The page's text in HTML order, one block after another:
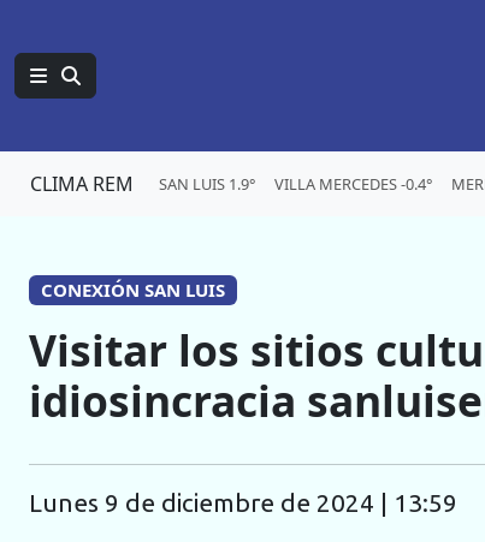
CLIMA REM SAN LUIS 1.9° VILLA MERCEDES -0.4°
CONEXIÓN SAN LUIS
Visitar los sitios
idiosincracia
lunes 9 de diciembre de 2024 | 13:59